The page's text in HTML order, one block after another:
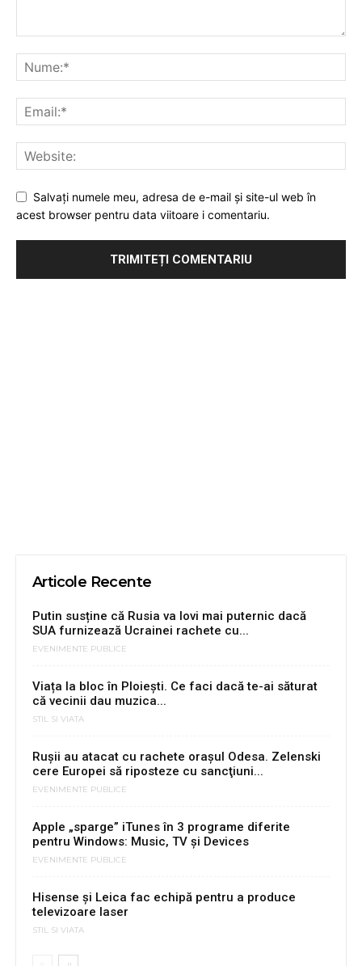
Salvați numele meu, adresa de e-mail și site-ul web în
acest browser pentru data viitoare i comentariu.
Articole Recente
Putin susține că Rusia va lovi mai puternic dacă
SUA furnizează Ucrainei rachete cu...
EVENIMENTE PUBLICE
Viața la bloc în Ploiești. Ce faci dacă te-ai săturat
că vecinii dau muzica...
STIL SI VIATA
Rușii au atacat cu rachete orașul Odesa. Zelenski
cere Europei să riposteze cu sancţiuni...
EVENIMENTE PUBLICE
Apple „sparge” iTunes în 3 programe diferite
pentru Windows: Music, TV și Devices
EVENIMENTE PUBLICE
Hisense și Leica fac echipă pentru a produce
televizoare laser
STIL SI VIATA